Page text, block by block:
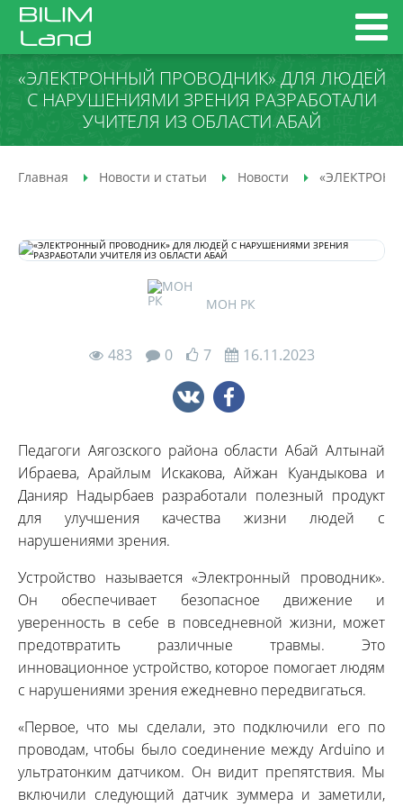
«ЭЛЕКТРОННЫЙ ПРОВОДНИК» ДЛЯ ЛЮДЕЙ
С НАРУШЕНИЯМИ ЗРЕНИЯ РАЗРАБОТАЛИ
УЧИТЕЛЯ ИЗ ОБЛАСТИ АБАЙ
Главная Новости и статьи Новости
МОН РК
483 0 7 16.11.2023
Педагоги Аягозского района области Абай Алтынай
Ибраева, Арайлым Искакова, Айжан Куандыкова и
Данияр Надырбаев разработали полезный продукт
для улучшения качества жизни людей с
нарушениями зрения.
Устройство называется «Электронный проводник».
Он обеспечивает безопасное движение и
уверенность в себе в повседневной жизни, может
предотвратить различные травмы. Это
инновационное устройство, которое помогает людям
с нарушениями зрения ежедневно передвигаться.
«Первое, что мы сделали, это подключили его по
проводам, чтобы было соединение между Arduino и
ультратонким датчиком. Он видит препятствия. Мы
включили следующий датчик зуммера и заметили,